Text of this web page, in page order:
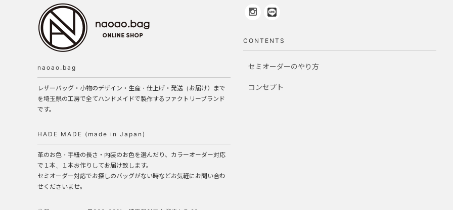
naoao.bag
レザーバッグ・小物のデザイン・生産・仕上げ・発送（お届け）まで
を埼玉県の工房で全てハンドメイドで製作するファクトリーブランド
です。
HADE MADE (made in Japan)
革のお色・手紐の長さ・内装のお色を選んだり、カラーオーダー対応
で１本、１本お作りしてお届け致します。
セミオーダー対応でお探しのバッグがない時などお気軽にお問い合わ
せくださいませ。
CONTENTS
セミオーダーのやり方
コンセプト